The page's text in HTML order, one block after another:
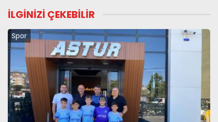
İLGİNİZİ ÇEKEBİLİR
Spor